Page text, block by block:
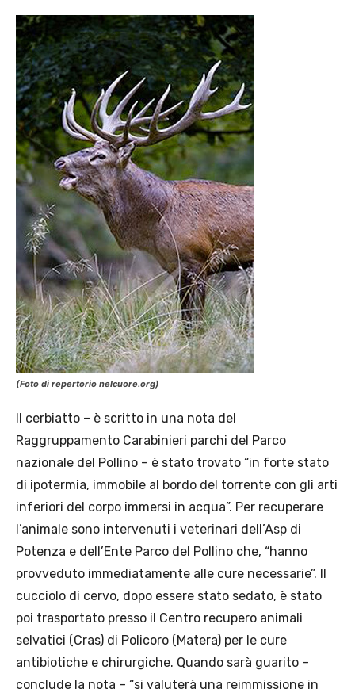
(Foto di repertorio nelcuore.org)
Il cerbiatto – è scritto in una nota del
Raggruppamento Carabinieri parchi del Parco
nazionale del Pollino – è stato trovato “in forte stato
di ipotermia, immobile al bordo del torrente con gli arti
inferiori del corpo immersi in acqua”. Per recuperare
l’animale sono intervenuti i veterinari dell’Asp di
Potenza e dell’Ente Parco del Pollino che, “hanno
provveduto immediatamente alle cure necessarie”. Il
cucciolo di cervo, dopo essere stato sedato, è stato
poi trasportato presso il Centro recupero animali
selvatici (Cras) di Policoro (Matera) per le cure
antibiotiche e chirurgiche. Quando sarà guarito –
conclude la nota – “si valuterà una reimmissione in